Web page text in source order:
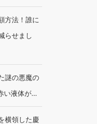
方法！誰に
らせまし
謎の悪魔の
い液体が…
横領した慶